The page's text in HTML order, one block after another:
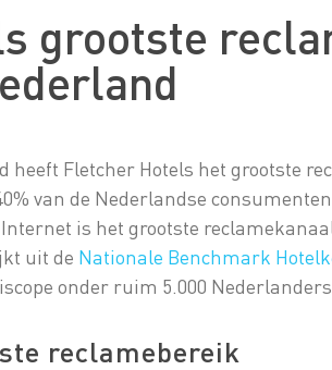
heeft Fletcher Hotels het grootste
van de Nederlandse
is het grootste
uit de Nationale Benchmark
onder ruim 5.000 Nederlanders.
reclamebereik